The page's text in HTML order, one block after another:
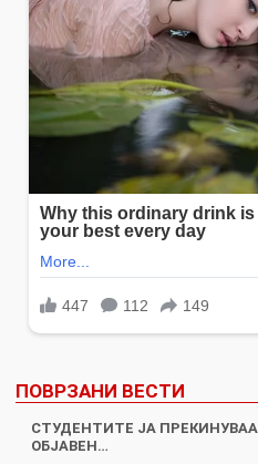
ПОВРЗАНИ ВЕСТИ
СТУДЕНТИТЕ ЈА
ОБЈАВЕН…